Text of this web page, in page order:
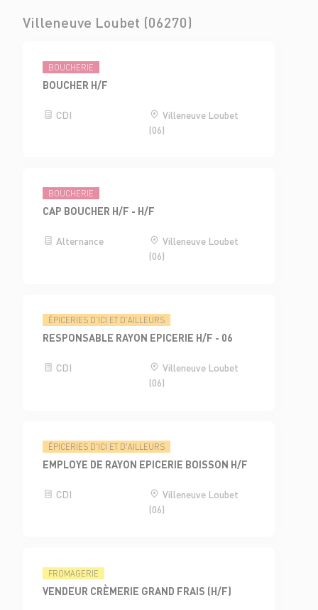
Villeneuve Loubet (06270)
BOUCHERIE
BOUCHER H/F
CDI
Villeneuve Loubet
(06)
BOUCHERIE
CAP BOUCHER H/F - H/F
Alternance
Villeneuve Loubet
(06)
ÉPICERIES D'ICI ET D'AILLEURS
RESPONSABLE RAYON EPICERIE H/F - 06
CDI
Villeneuve Loubet
(06)
ÉPICERIES D'ICI ET D'AILLEURS
EMPLOYE DE RAYON EPICERIE BOISSON H/F
CDI
Villeneuve Loubet
(06)
FROMAGERIE
VENDEUR CRÈMERIE GRAND FRAIS (H/F)